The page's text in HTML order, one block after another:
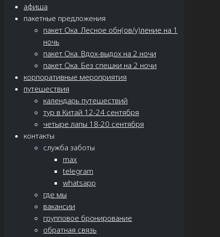
афиша
пакетные предложения
пакет Ока. Лесное обн(ов/у)ление на 1
ночь
пакет Ока. Вдох-выдох на 2 ночи
пакет Ока. Без спешки на 2 ночи
корпоративные мероприятия
путешествия
календарь путешествий
тур в Китай 12-24 сентября
четыре лапы 18-20 сентября
контакты
служба заботы
max
telegram
whatsapp
где мы
вакансии
групповое бронирование
обратная связь